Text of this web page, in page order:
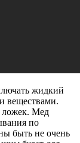
жидкий
веществами.
ложек. Мед
по
быть не очень